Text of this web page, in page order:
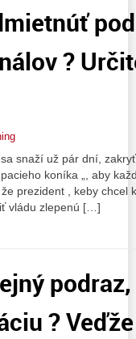
?
snaží už pár dní,
koníka „, aby
prezident , keby chcel
vládu zlepenú […]
?